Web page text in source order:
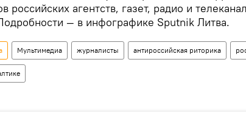
российских агентств, газет, радио и
— в инфографике Sputnik Литва.
Мультимедиа журналисты антироссийская риторика